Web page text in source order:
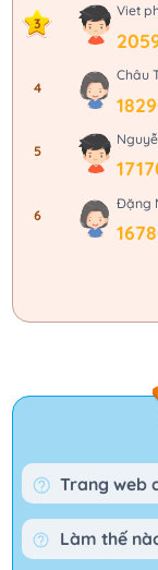
3
Viet
4
Châu
5
6
Đặng
Trang web
Làm thế